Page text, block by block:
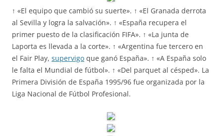
↑ «El equipo que cambió su suerte». ↑ «El Granada derrota
al Sevilla y logra la salvación». ↑ «España recupera el
primer puesto de la clasificación FIFA». ↑ «La junta de
Laporta es llevada a la corte». ↑ «Argentina fue tercero en
el Fair Play, supervigo que ganó España». ↑ «A España solo
le falta el Mundial de fútbol». ↑ «Del parquet al césped». La
Primera División de España 1995/96 fue organizada por la
Liga Nacional de Fútbol Profesional.